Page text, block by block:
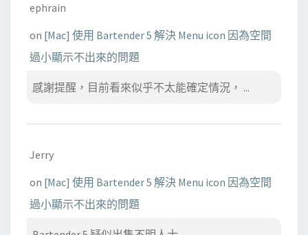
ephrain
on [Mac] 使用 Bartender 5 解決 Menu icon 因為空間
過小顯示不出來的問題
感謝提醒，目前看來似乎不太能確定情況， ...
Jerry
on [Mac] 使用 Bartender 5 解決 Menu icon 因為空間
過小顯示不出來的問題